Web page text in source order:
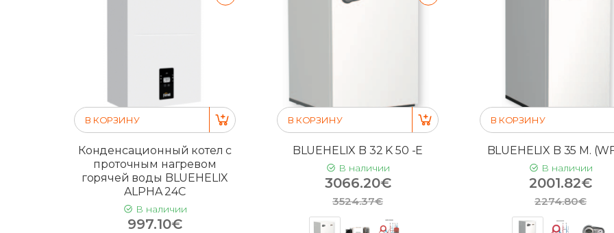
В КОРЗИНУ
Конденсационный котел с
проточным нагревом
горячей воды BLUEHELIX
ALPHA 24C
В наличии
997.10€
В КОРЗИНУ
BLUEHELIX B 32 K 50 -E
В наличии
3066.20€
3524.37€
В КОРЗИНУ
BLUEHELIX B 35 M.
В наличии
2001.82€
2274.80€